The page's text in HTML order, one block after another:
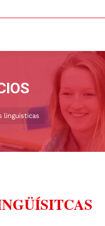
linguisticas